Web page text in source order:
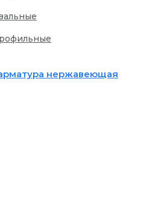
нержавеющая